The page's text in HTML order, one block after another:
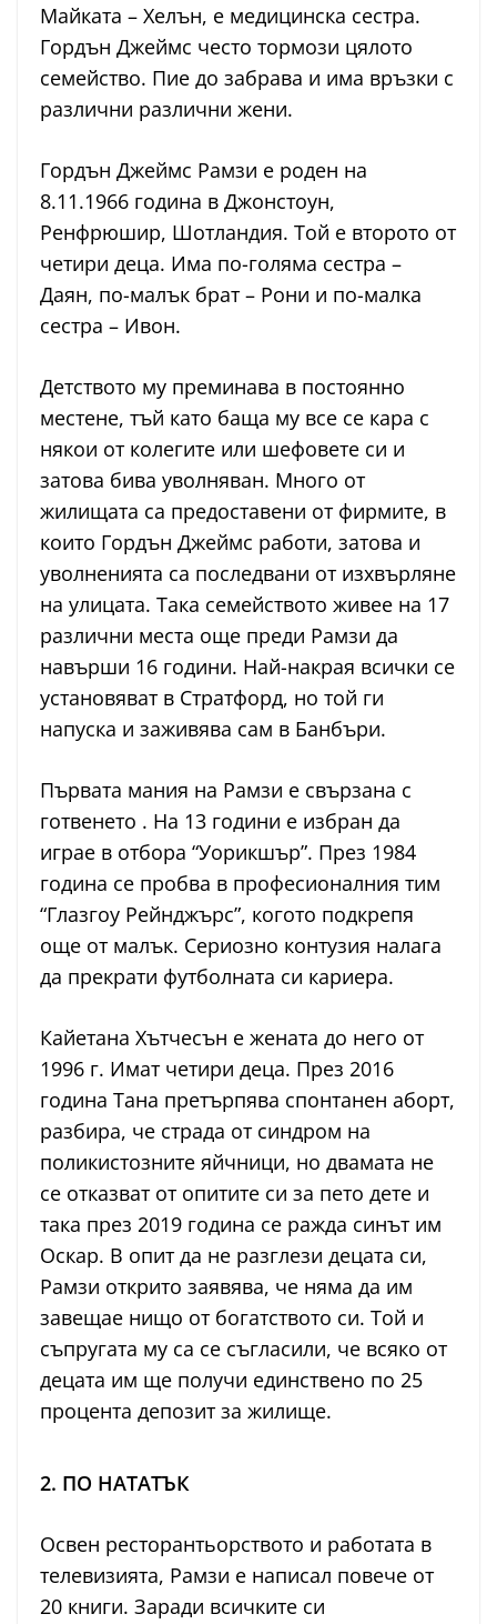
Майката – Хелън, е медицинска сестра.
Гордън Джеймс често тормози цялото
семейство. Пие до забрава и има връзки с
различни различни жени.
Гордън Джеймс Рамзи е роден на
8.11.1966 година в Джонстоун,
Ренфрюшир, Шотландия. Той е второто от
четири деца. Има по-голяма сестра –
Даян, по-малък брат – Рони и по-малка
сестра – Ивон.
Детството му преминава в постоянно
местене, тъй като баща му все се кара с
някои от колегите или шефовете си и
затова бива уволняван. Много от
жилищата са предоставени от фирмите, в
които Гордън Джеймс работи, затова и
уволненията са последвани от изхвърляне
на улицата. Така семейството живее на 17
различни места още преди Рамзи да
навърши 16 години. Най-накрая всички се
установяват в Стратфорд, но той ги
напуска и заживява сам в Банбъри.
Първата мания на Рамзи е свързана с
готвенето . На 13 години е избран да
играе в отбора “Уорикшър”. През 1984
година се пробва в професионалния тим
“Глазгоу Рейнджърс”, когото подкрепя
още от малък. Сериозно контузия налага
да прекрати футболната си кариера.
Кайетана Хътчесън е жената до него от
1996 г. Имат четири деца. През 2016
година Тана претърпява спонтанен аборт,
разбира, че страда от синдром на
поликистозните яйчници, но двамата не
се отказват от опитите си за пето дете и
така през 2019 година се ражда синът им
Оскар. В опит да не разглези децата си,
Рамзи открито заявява, че няма да им
завещае нищо от богатството си. Той и
съпругата му са се съгласили, че всяко от
децата им ще получи единствено по 25
процента депозит за жилище.
2. ПО НАТАТЪК
Освен ресторантьорството и работата в
телевизията, Рамзи е написал повече от
20 книги. Заради всичките си